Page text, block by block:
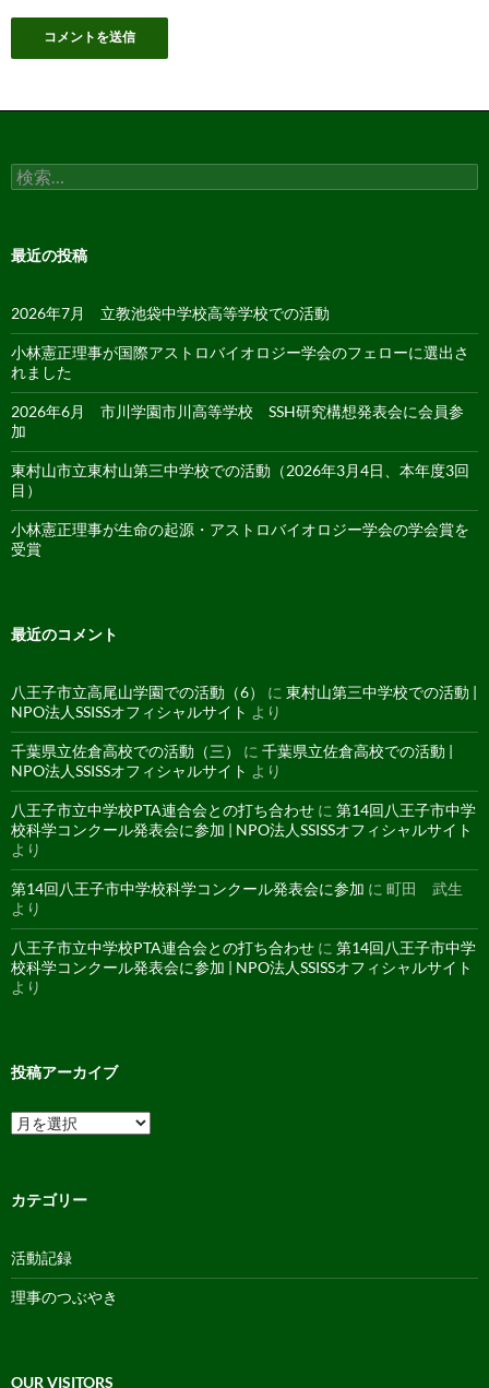
検
索:
最近の投稿
2026年7月 立教池袋中学校高等学校での活動
小林憲正理事が国際アストロバイオロジー学会のフェローに選出さ
れました
2026年6月 市川学園市川高等学校 SSH研究構想発表会に会員参
加
東村山市立東村山第三中学校での活動（2026年3月4日、本年度3回
目）
小林憲正理事が生命の起源・アストロバイオロジー学会の学会賞を
受賞
最近のコメント
八王子市立高尾山学園での活動（6） に 東村山第三中学校での活動 |
NPO法人SSISSオフィシャルサイト より
千葉県立佐倉高校での活動（三） に 千葉県立佐倉高校での活動 |
NPO法人SSISSオフィシャルサイト より
八王子市立中学校PTA連合会との打ち合わせ に 第14回八王子市中学
校科学コンクール発表会に参加 | NPO法人SSISSオフィシャルサイト
より
第14回八王子市中学校科学コンクール発表会に参加 に 町田 武生
より
八王子市立中学校PTA連合会との打ち合わせ に 第14回八王子市中学
校科学コンクール発表会に参加 | NPO法人SSISSオフィシャルサイト
より
投稿アーカイブ
投
稿
カ
カテゴリー
活動記録
理事のつぶやき
OUR VISITORS